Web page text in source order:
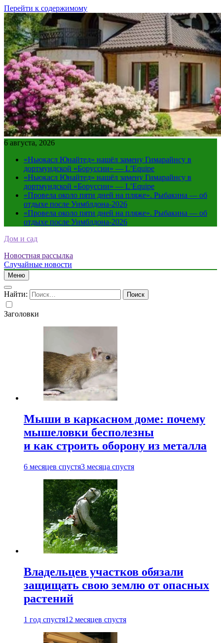
Перейти к содержимому
6 августа, 2026
«Ньюкасл Юнайтед» нашёл замену Гимарайнсу в
дортмундской «Боруссии» — L’Equipe
«Ньюкасл Юнайтед» нашёл замену Гимарайнсу в
дортмундской «Боруссии» — L’Equipe
«Провела около пяти дней на пляже». Рыбакина — об
отдыхе после Уимблдона-2026
«Провела около пяти дней на пляже». Рыбакина — об
отдыхе после Уимблдона-2026
Дом и сад
Новостная рассылка
Случайные новости
Меню
Найти:
Заголовки
Мыши в каркасном доме: почему
мышеловки бесполезны
и как строить оборону из металла
6 месяцев спустя3 месяца спустя
Владельцев участков обязали
защищать свою землю от опасных
растений
1 год спустя12 месяцев спустя